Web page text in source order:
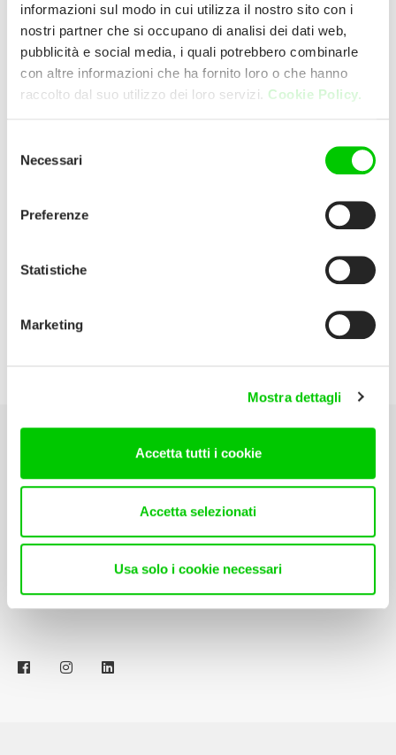
informazioni sul modo in cui utilizza il nostro sito con i
nostri partner che si occupano di analisi dei dati web,
pubblicità e social media, i quali potrebbero combinarle
con altre informazioni che ha fornito loro o che hanno
raccolto dal suo utilizzo dei loro servizi. Cookie Policy.
delNecessari
Preferenze
Statistiche
Marketing
Mostra dettagli
Accetta tutti i cookie
Accetta selezionati
Usa solo i cookie necessari
Technical specifications
Download
Dealer Locator
Specifications Library